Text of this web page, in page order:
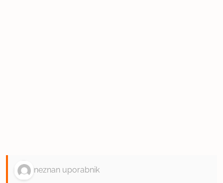
neznan uporabnik